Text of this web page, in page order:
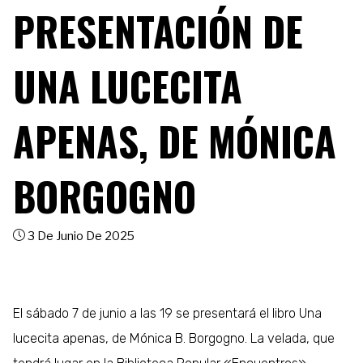
PRESENTACIÓN DE
UNA LUCECITA
APENAS, DE MÓNICA
BORGOGNO
3 De Junio De 2025
El sábado 7 de junio a las 19 se presentará el libro Una
lucecita apenas, de Mónica B. Borgogno. La velada, que